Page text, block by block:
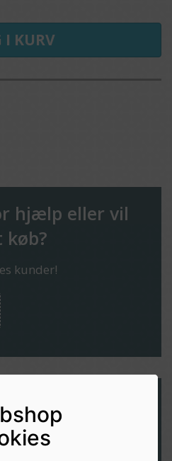
KURV
hjælp eller vil
kunder!
og inspiration